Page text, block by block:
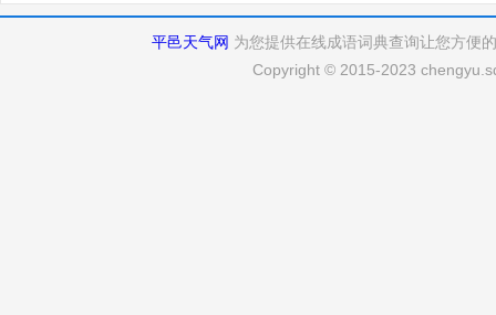
平邑天气网 为您提供在线成语词典查询让您方便
Copyright © 2015-2023